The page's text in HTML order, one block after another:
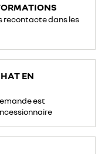
recontacte dans les
EN
est